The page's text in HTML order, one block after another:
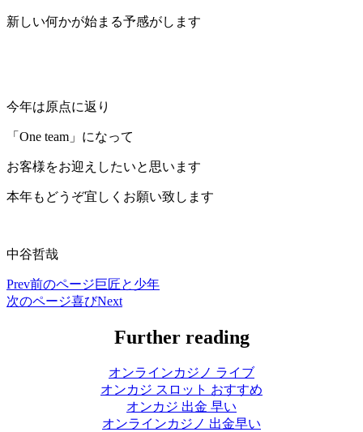
新しい何かが始まる予感がします
今年は原点に返り
「One team」になって
お客様をお迎えしたいと思います
本年もどうぞ宜しくお願い致します
中谷哲哉
Prev前のページ巨匠と少年
次のページ喜びNext
Further reading
オンラインカジノ ライブ
オンカジ スロット おすすめ
オンカジ 出金 早い
オンラインカジノ 出金早い